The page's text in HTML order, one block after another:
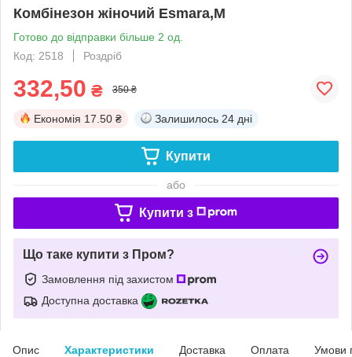
Комбінезон жіночий Esmara,M
Готово до відправки більше 2 од.
Код: 2518
Роздріб
332,50 ₴ 350 ₴
Економія 17.50 ₴ Залишилось 24 дні
Купити
або
Купити з
Що таке купити з Пром?
Замовлення під захистом
Доступна доставка
Опис Характеристики Доставка Оплата Умови